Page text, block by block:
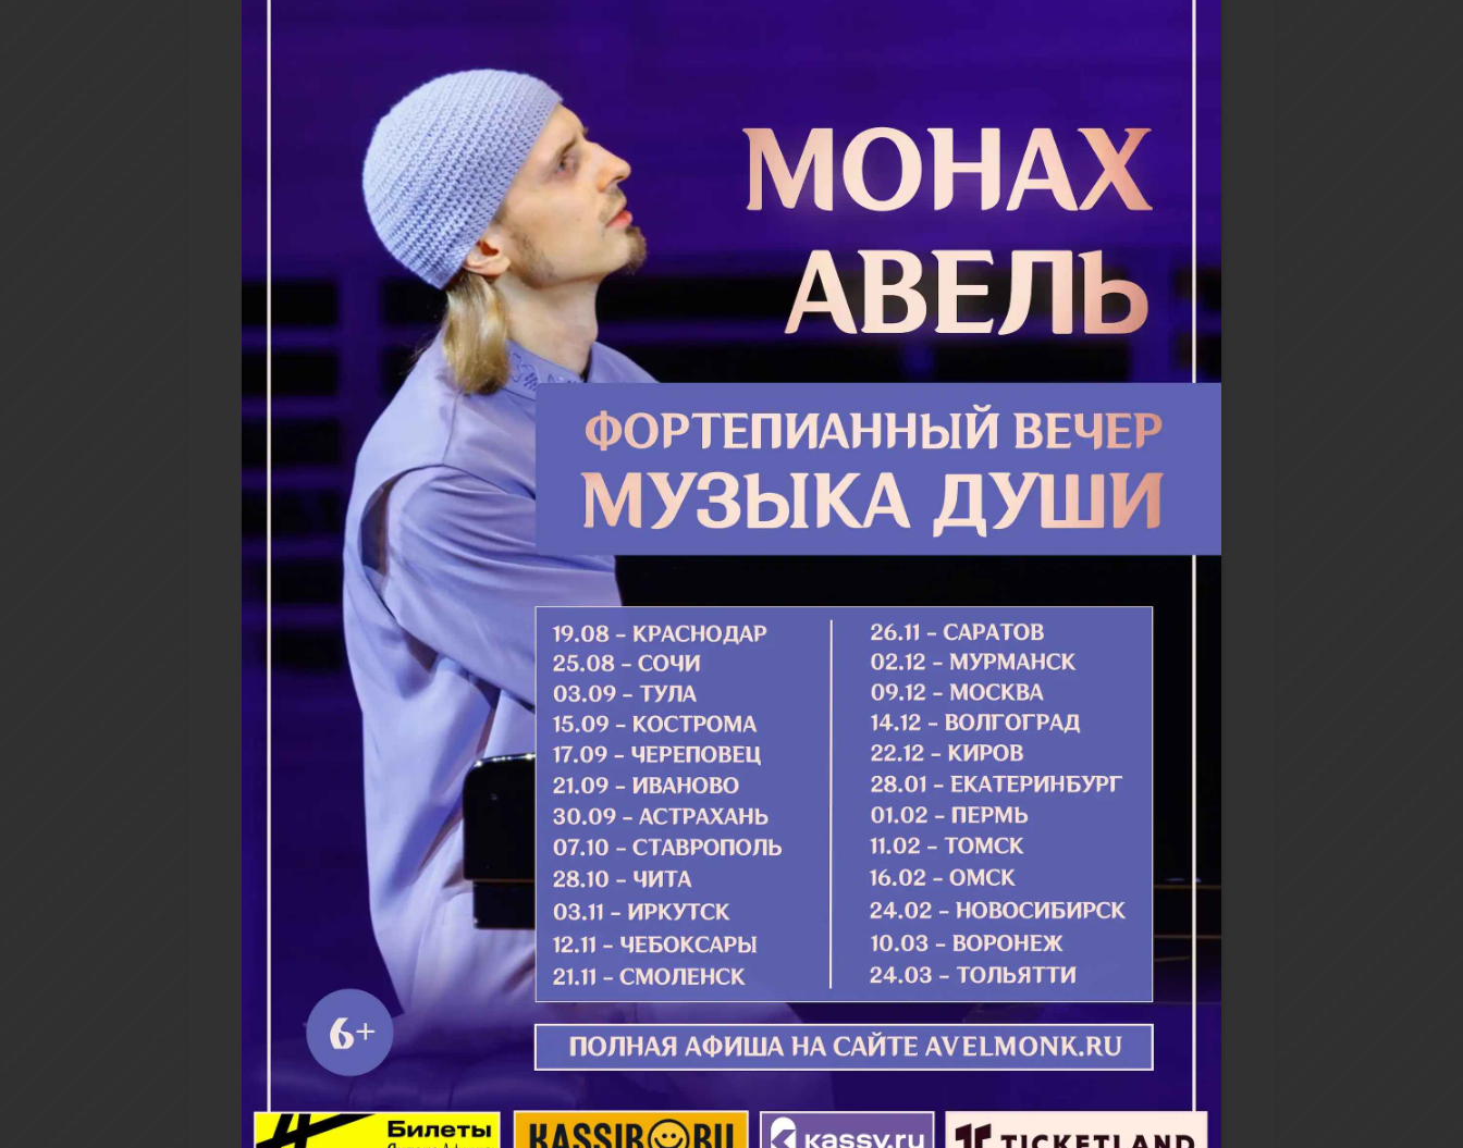
У каждого человека свой
Крест
бедные, красивые и невзрачные,
высокие и низкие, и женщины, и
мужчины, и дети, и...
Подробнее
Икона Божией Матери
«Писидийская»
Вот пер­вое чу­до, о ко­то­ром пе­ре­
да­ет Ев­ста­фий. В Ама­сии бы­ла од­
на су­пру­же­ская че­та, у ко­то­рой
де­ти рож­да­лись мерт­вы­ми. Опе­ча­
лен­ные ро­ди­те­ли, скор­бя о сво­ем
несчастьи, об­...
Подробнее